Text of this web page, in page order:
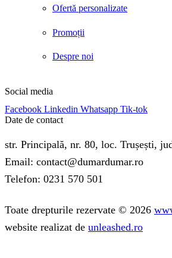
Ofertă personalizate
Promoții
Despre noi
Social media
Facebook Linkedin Whatsapp Tik-tok
Date de contact
str. Principală, nr. 80, loc. Trușești,
Email: contact@dumardumar.ro
Telefon: 0231 570 501
Toate drepturile rezervate © 2026
website realizat de unleashed.ro